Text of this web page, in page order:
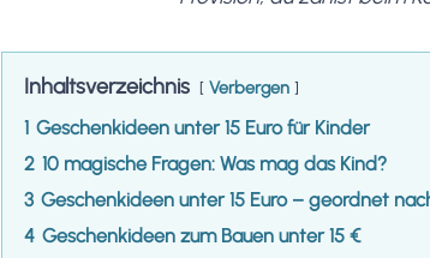
Inhaltsverzeichnis Verbergen
1 Geschenkideen unter 15 Euro für Kinder
2 10 magische Fragen: Was mag das Kind?
3 Geschenkideen unter 15 Euro – geordnet
4 Geschenkideen zum Bauen unter 15 €